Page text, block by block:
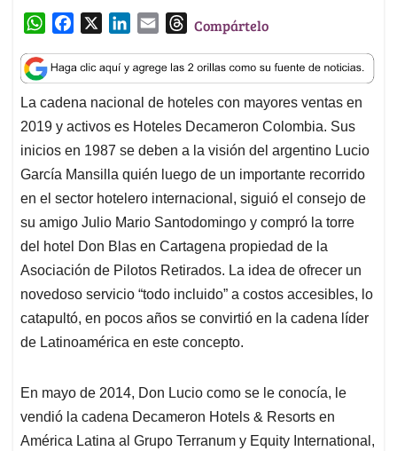
W
a
t
s
A
p
p
c
e
b
o
o
k
n
k
e
d
I
n
a
i
l
T
r
e
a
d
s
Compártelo
La cadena nacional de hoteles con mayores ventas en
2019 y activos es Hoteles Decameron Colombia. Sus
inicios en 1987 se deben a la visión del argentino Lucio
García Mansilla quién luego de un importante recorrido
en el sector hotelero internacional, siguió el consejo de
su amigo Julio Mario Santodomingo y compró la torre
del hotel Don Blas en Cartagena propiedad de la
Asociación de Pilotos Retirados. La idea de ofrecer un
novedoso servicio “todo incluido” a costos accesibles, lo
catapultó, en pocos años se convirtió en la cadena líder
de Latinoamérica en este concepto.
En mayo de 2014, Don Lucio como se le conocía, le
vendió la cadena Decameron Hotels & Resorts en
América Latina al Grupo Terranum y Equity International,